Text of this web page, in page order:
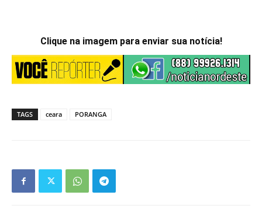
Clique na imagem para enviar sua notícia!
TAGS ceara PORANGA